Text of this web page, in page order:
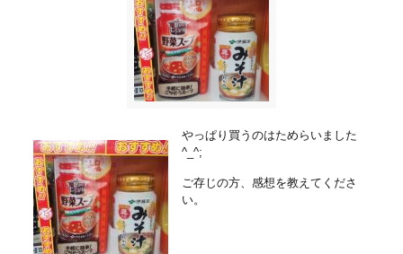
やっぱり買うのはためらいました
^_^;
ご存じの方、感想を教えてくださ
い。